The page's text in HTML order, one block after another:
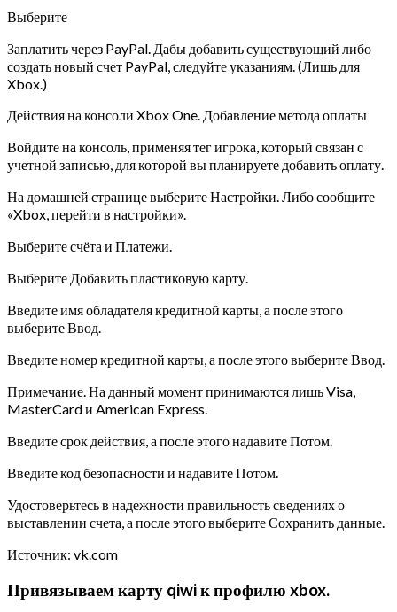
Выберите
Заплатить через PayPal. Дабы добавить существующий либо
создать новый счет PayPal, следуйте указаниям. (Лишь для
Xbox.)
Действия на консоли Xbox One. Добавление метода оплаты
Войдите на консоль, применяя тег игрока, который связан с
учетной записью, для которой вы планируете добавить оплату.
На домашней странице выберите Настройки. Либо сообщите
«Xbox, перейти в настройки».
Выберите счёта и Платежи.
Выберите Добавить пластиковую карту.
Введите имя обладателя кредитной карты, а после этого
выберите Ввод.
Введите номер кредитной карты, а после этого выберите Ввод.
Примечание. На данный момент принимаются лишь Visa,
MasterCard и American Express.
Введите срок действия, а после этого надавите Потом.
Введите код безопасности и надавите Потом.
Удостоверьтесь в надежности правильность сведениях о
выставлении счета, а после этого выберите Сохранить данные.
Источник: vk.com
Привязываем карту qiwi к профилю xbox.